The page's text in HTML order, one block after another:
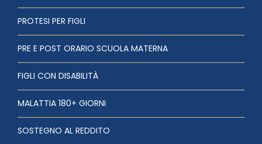
PROTESI PER FIGLI
PRE E POST ORARIO SCUOLA MATERNA
FIGLI CON DISABILITÀ
MALATTIA 180+ GIORNI
SOSTEGNO AL REDDITO